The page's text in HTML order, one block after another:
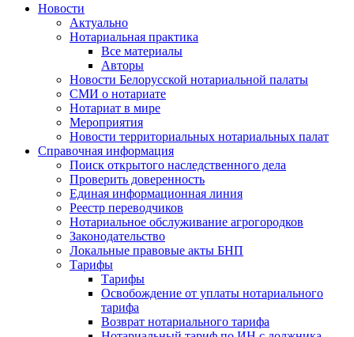
Новости
Актуально
Нотариальная практика
Все материалы
Авторы
Новости Белорусской нотариальной палаты
СМИ о нотариате
Нотариат в мире
Мероприятия
Новости территориальных нотариальных палат
Справочная информация
Поиск открытого наследственного дела
Проверить доверенность
Единая информационная линия
Реестр переводчиков
Нотариальное обслуживание агрогородков
Законодательство
Локальные правовые акты БНП
Тарифы
Тарифы
Освобождение от уплаты нотариального
тарифа
Возврат нотариального тарифа